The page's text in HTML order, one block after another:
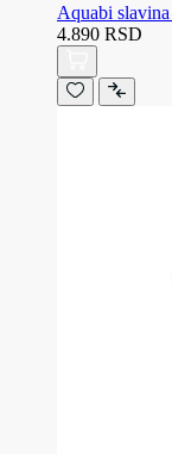
Aquabi
4.890 RSD